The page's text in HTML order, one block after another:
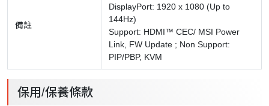
備註
DisplayPort: 1920 x 1080 (Up to
144Hz)
Support: HDMI™ CEC/ MSI Power
Link, FW Update ; Non Support:
PIP/PBP, KVM
保用/保養條款